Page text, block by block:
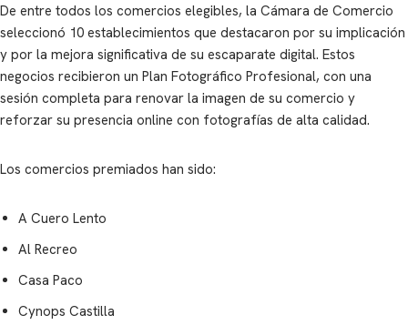
De entre todos los comercios elegibles, la Cámara de Comercio
seleccionó 10 establecimientos que destacaron por su implicación
y por la mejora significativa de su escaparate digital. Estos
negocios recibieron un Plan Fotográfico Profesional, con una
sesión completa para renovar la imagen de su comercio y
reforzar su presencia online con fotografías de alta calidad.
Los comercios premiados han sido:
A Cuero Lento
Al Recreo
Casa Paco
Cynops Castilla